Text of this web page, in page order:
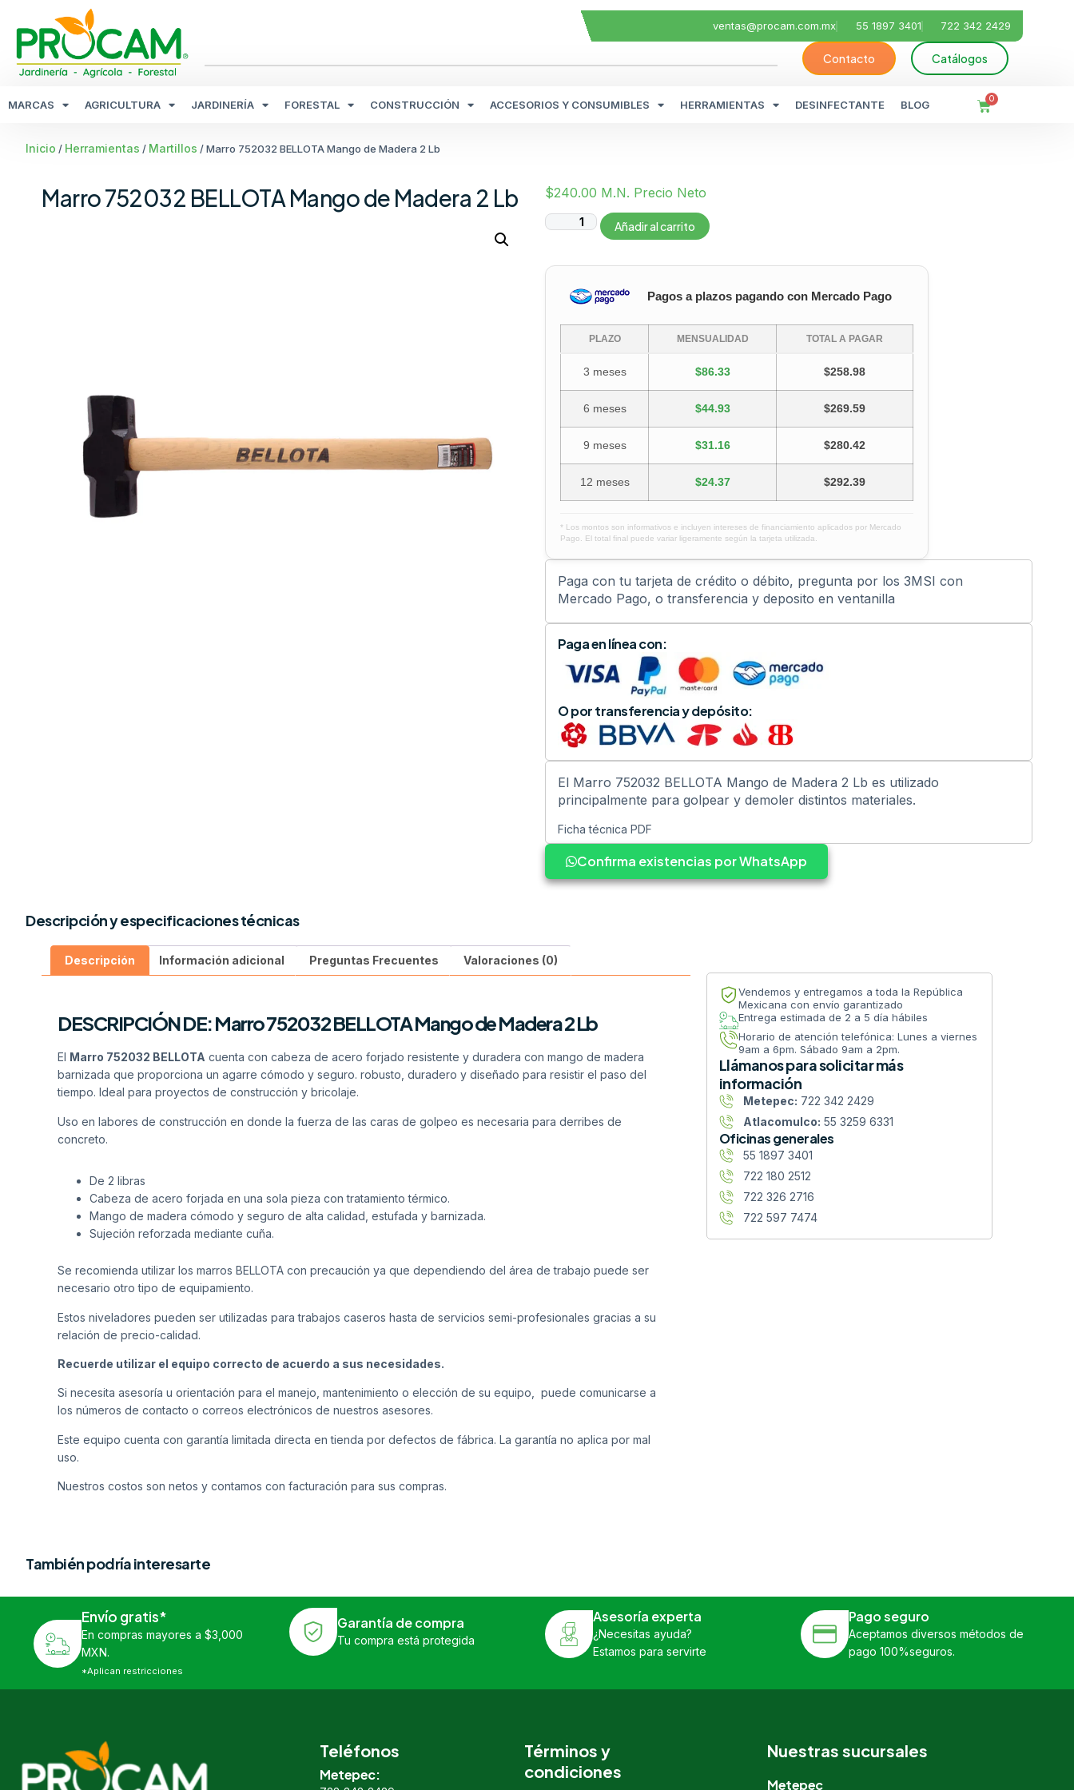
ventas@procam.com.mx 55 1897 3401 722 342 2429
Contacto Catálogos
MARCAS AGRICULTURA JARDINERÍA FORESTAL CONSTRUCCIÓN ACCESORIOS Y CONSUMIBLES HERRAMIENTAS DESINFECTANTE BLOG 0
Inicio / Herramientas / Martillos / Marro 752032 BELLOTA Mango de Madera 2 Lb
Marro 752032 BELLOTA Mango de Madera 2 Lb $240.00 M.N. Precio Neto
Añadir al carrito
Pagos a plazos pagando con Mercado Pago
PLAZO MENSUALIDAD TOTAL A PAGAR
3 meses $86.33 $258.98
6 meses $44.93 $269.59
9 meses $31.16 $280.42
12 meses $24.37 $292.39
* Los montos son informativos e incluyen intereses de financiamiento aplicados por Mercado
Pago. El total final puede variar ligeramente según la tarjeta utilizada.
Paga con tu tarjeta de crédito o débito, pregunta por los 3MSI con
Mercado Pago, o transferencia y deposito en ventanilla
Paga en línea con:
O por transferencia y depósito:
El Marro 752032 BELLOTA Mango de Madera 2 Lb es utilizado
principalmente para golpear y demoler distintos materiales.
Ficha técnica PDF
Confirma existencias por WhatsApp
Descripción y especificaciones técnicas
Descripción Información adicional Preguntas Frecuentes Valoraciones (0)
DESCRIPCIÓN DE: Marro 752032 BELLOTA Mango de Madera 2 Lb
El Marro 752032 BELLOTA cuenta con cabeza de acero forjado resistente y duradera con mango de madera
barnizada que proporciona un agarre cómodo y seguro. robusto, duradero y diseñado para resistir el paso del
tiempo. Ideal para proyectos de construcción y bricolaje.
Uso en labores de construcción en donde la fuerza de las caras de golpeo es necesaria para derribes de
concreto.
De 2 libras
Cabeza de acero forjada en una sola pieza con tratamiento térmico.
Mango de madera cómodo y seguro de alta calidad, estufada y barnizada.
Sujeción reforzada mediante cuña.
Se recomienda utilizar los marros BELLOTA con precaución ya que dependiendo del área de trabajo puede ser
necesario otro tipo de equipamiento.
Estos niveladores pueden ser utilizadas para trabajos caseros hasta de servicios semi-profesionales gracias a su
relación de precio-calidad.
Recuerde utilizar el equipo correcto de acuerdo a sus necesidades.
Si necesita asesoría u orientación para el manejo, mantenimiento o elección de su equipo, puede comunicarse a
los números de contacto o correos electrónicos de nuestros asesores.
Este equipo cuenta con garantía limitada directa en tienda por defectos de fábrica. La garantía no aplica por mal
uso.
Nuestros costos son netos y contamos con facturación para sus compras.
Vendemos y entregamos a toda la República
Mexicana con envío garantizado
Entrega estimada de 2 a 5 día hábiles
Horario de atención telefónica: Lunes a viernes
9am a 6pm. Sábado 9am a 2pm.
Llámanos para solicitar más
información
Metepec: 722 342 2429
Atlacomulco: 55 3259 6331
Oficinas generales
55 1897 3401
722 180 2512
722 326 2716
722 597 7474
También podría interesarte
Envío gratis*
En compras mayores a $3,000
MXN.
*Aplican restricciones
Garantía de compra
Tu compra está protegida
Asesoría experta
¿Necesitas ayuda?
Estamos para servirte
Pago seguro
Aceptamos diversos métodos de
pago 100%seguros.
Teléfonos
Metepec:
Términos y
condiciones
Nuestras sucursales
Metepec